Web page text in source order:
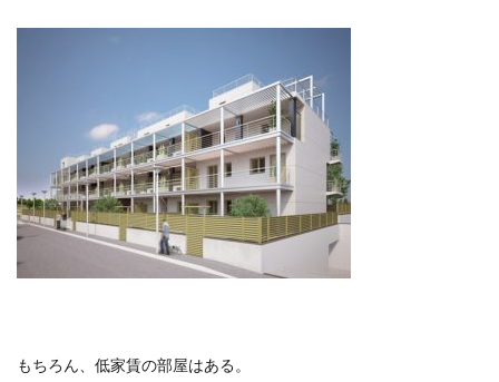
もちろん、低家賃の部屋はある。